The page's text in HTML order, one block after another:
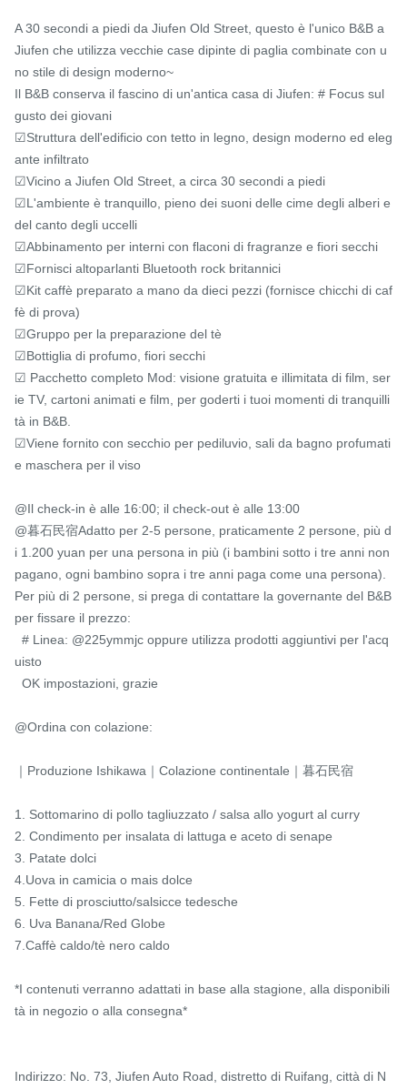
A 30 secondi a piedi da Jiufen Old Street, questo è l'unico B&B a
Jiufen che utilizza vecchie case dipinte di paglia combinate con u
no stile di design moderno~
Il B&B conserva il fascino di un'antica casa di Jiufen: # Focus sul
gusto dei giovani
☑Struttura dell'edificio con tetto in legno, design moderno ed eleg
ante infiltrato
☑Vicino a Jiufen Old Street, a circa 30 secondi a piedi
☑L'ambiente è tranquillo, pieno dei suoni delle cime degli alberi e
del canto degli uccelli
☑Abbinamento per interni con flaconi di fragranze e fiori secchi
☑Fornisci altoparlanti Bluetooth rock britannici
☑Kit caffè preparato a mano da dieci pezzi (fornisce chicchi di caf
fè di prova)
☑Gruppo per la preparazione del tè
☑Bottiglia di profumo, fiori secchi
☑ Pacchetto completo Mod: visione gratuita e illimitata di film, ser
ie TV, cartoni animati e film, per goderti i tuoi momenti di tranquilli
tà in B&B.
☑Viene fornito con secchio per pediluvio, sali da bagno profumati
e maschera per il viso
@Il check-in è alle 16:00; il check-out è alle 13:00
@暮石民宿Adatto per 2-5 persone, praticamente 2 persone, più d
i 1.200 yuan per una persona in più (i bambini sotto i tre anni non
pagano, ogni bambino sopra i tre anni paga come una persona).
Per più di 2 persone, si prega di contattare la governante del B&B
per fissare il prezzo:
uisto
@Ordina con colazione:
｜Produzione Ishikawa｜Colazione continentale｜暮石民宿
1. Sottomarino di pollo tagliuzzato / salsa allo yogurt al curry
2. Condimento per insalata di lattuga e aceto di senape
3. Patate dolci
4.Uova in camicia o mais dolce
5. Fette di prosciutto/salsicce tedesche
6. Uva Banana/Red Globe
7.Caffè caldo/tè nero caldo
*I contenuti verranno adattati in base alla stagione, alla disponibili
tà in negozio o alla consegna*
Indirizzo: No. 73, Jiufen Auto Road, distretto di Ruifang, città di N